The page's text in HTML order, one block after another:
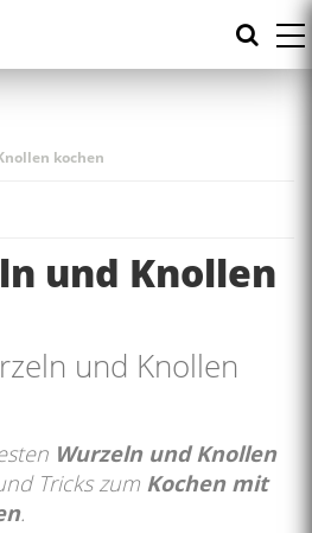
kochen
und Knollen
und Knollen
Wurzeln und Knollen
Tricks zum Kochen mit
.